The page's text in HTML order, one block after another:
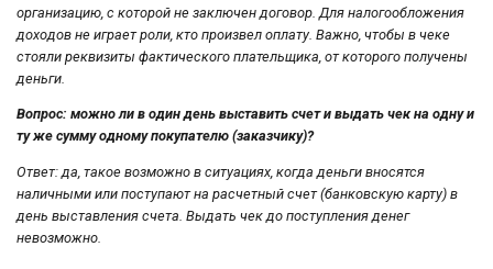
организацию, с которой не заключен договор. Для налогообложения
доходов не играет роли, кто произвел оплату. Важно, чтобы в чеке
стояли реквизиты фактического плательщика, от которого получены
деньги.
Вопрос: можно ли в один день выставить счет и выдать чек на одну и
ту же сумму одному покупателю (заказчику)?
Ответ: да, такое возможно в ситуациях, когда деньги вносятся
наличными или поступают на расчетный счет (банковскую карту) в
день выставления счета. Выдать чек до поступления денег
невозможно.